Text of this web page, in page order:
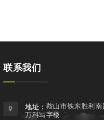
联系我们
地址： 鞍山市铁东胜利
万科写字楼